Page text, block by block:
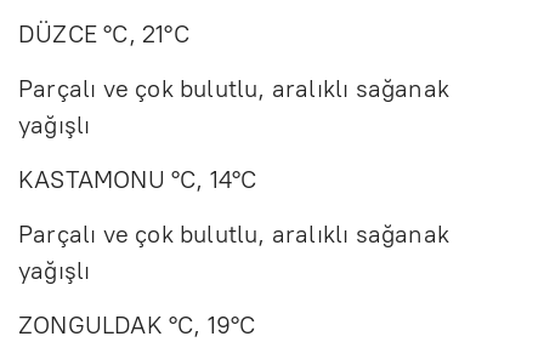
DÜZCE °C, 21°C
Parçalı ve çok bulutlu, aralıklı sağanak
yağışlı
KASTAMONU °C, 14°C
Parçalı ve çok bulutlu, aralıklı sağanak
yağışlı
ZONGULDAK °C, 19°C